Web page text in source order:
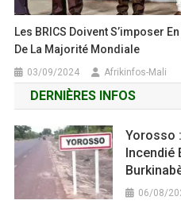
Les BRICS Doivent S’imposer
De La Majorité Mondiale
03/09/2024 Afrikinfos-Mali
DERNIÈRES INFOS
Yorosso
Incendié
06/08/